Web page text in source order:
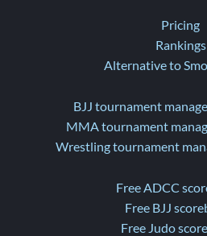
Pricing
Rankings
Alternative to
BJJ tournament
MMA tournament
Wrestling tournament
Free ADCC
Free BJJ
Free Judo